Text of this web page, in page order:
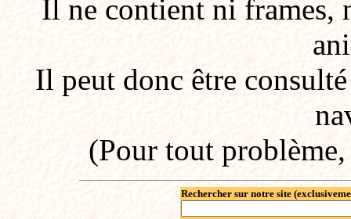
Il ne contient ni frames,
Il peut donc être
(Pour tout
Rechercher sur notre site